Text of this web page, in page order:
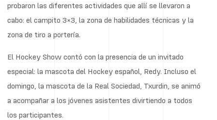
probaron las diferentes actividades que allí se llevaron a
cabo: el campito 3×3, la zona de habilidades técnicas y la
zona de tiro a portería.
El Hockey Show contó con la presencia de un invitado
especial: la mascota del Hockey español, Redy. Incluso el
domingo, la mascota de la Real Sociedad, Txurdin, se animó
a acompañar a los jóvenes asistentes divirtiendo a todos
los participantes.